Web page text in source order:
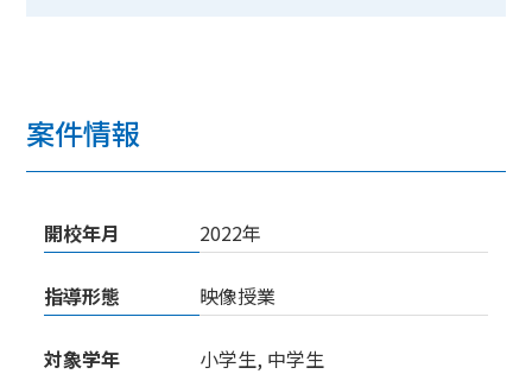
案件情報
開校年月 2022年
指導形態 映像授業
対象学年 小学生, 中学生